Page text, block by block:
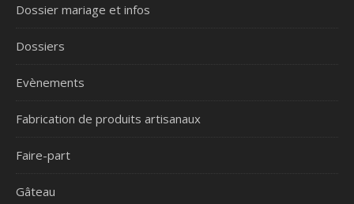
Dossier mariage et infos
Dossiers
Evènements
Fabrication de produits artisanaux
Faire-part
Gâteau